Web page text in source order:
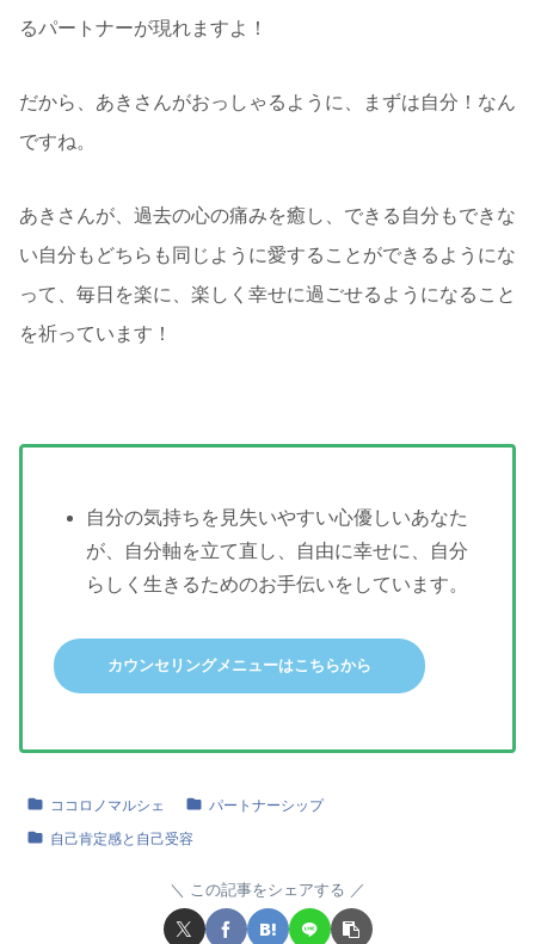
るパートナーが現れますよ！
だから、あきさんがおっしゃるように、まずは自分！なん
ですね。
あきさんが、過去の心の痛みを癒し、できる自分もできな
い自分もどちらも同じように愛することができるようにな
って、毎日を楽に、楽しく幸せに過ごせるようになること
を祈っています！
自分の気持ちを見失いやすい心優しいあなた
が、自分軸を立て直し、自由に幸せに、自分
らしく生きるためのお手伝いをしています。
カウンセリングメニューはこちらから
ココロノマルシェ
パートナーシップ
自己肯定感と自己受容
この記事をシェアする